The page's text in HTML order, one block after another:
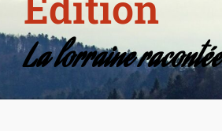
La lorraine racontée